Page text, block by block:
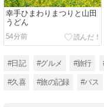
幸手ひまわりまつりと山田
うどん
54分前
#日記 #グルメ #旅行
#久喜 #旅の記録 #バス